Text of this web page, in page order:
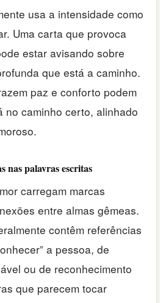
usa a intensidade como
Uma carta que provoca
estar avisando sobre
que está a caminho.
paz e conforto podem
no caminho certo, alinhado
nas palavras escritas
carregam marcas
entre almas gêmeas.
contêm referências
a pessoa, de
ou de reconhecimento
que parecem tocar